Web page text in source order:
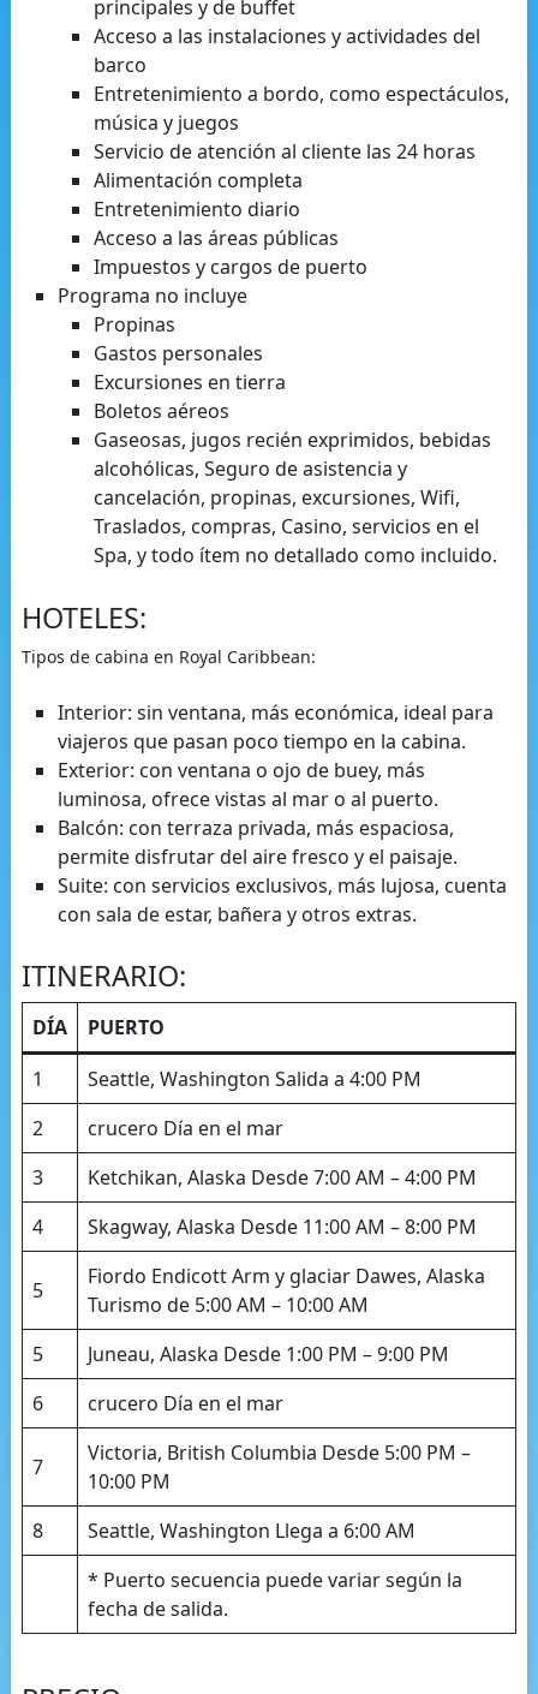
principales y de buffet
Acceso a las instalaciones y actividades del
barco
Entretenimiento a bordo, como espectáculos,
música y juegos
Servicio de atención al cliente las 24 horas
Alimentación completa
Entretenimiento diario
Acceso a las áreas públicas
Impuestos y cargos de puerto
Programa no incluye
Propinas
Gastos personales
Excursiones en tierra
Boletos aéreos
Gaseosas, jugos recién exprimidos, bebidas
alcohólicas, Seguro de asistencia y
cancelación, propinas, excursiones, Wifi,
Traslados, compras, Casino, servicios en el
Spa, y todo ítem no detallado como incluido.
HOTELES:
Tipos de cabina en Royal Caribbean:
Interior: sin ventana, más económica, ideal para
viajeros que pasan poco tiempo en la cabina.
Exterior: con ventana o ojo de buey, más
luminosa, ofrece vistas al mar o al puerto.
Balcón: con terraza privada, más espaciosa,
permite disfrutar del aire fresco y el paisaje.
Suite: con servicios exclusivos, más lujosa, cuenta
con sala de estar, bañera y otros extras.
ITINERARIO:
DÍA
PUERTO
1
Seattle, Washington Salida a 4:00 PM
2
crucero Día en el mar
3
Ketchikan, Alaska Desde 7:00 AM – 4:00 PM
4
Skagway, Alaska Desde 11:00 AM – 8:00 PM
5
Fiordo Endicott Arm y glaciar Dawes, Alaska
Turismo de 5:00 AM – 10:00 AM
5
Juneau, Alaska Desde 1:00 PM – 9:00 PM
6
crucero Día en el mar
7
Victoria, British Columbia Desde 5:00 PM –
10:00 PM
8
Seattle, Washington Llega a 6:00 AM
* Puerto secuencia puede variar según la
fecha de salida.